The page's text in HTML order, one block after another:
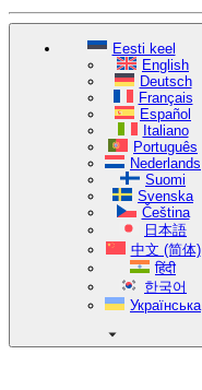
Eesti keel
English
Deutsch
Français
Español
Italiano
Português
Nederlands
Suomi
Svenska
Čeština
日本語
中文 (简体)
हिंदी
한국어
Українська